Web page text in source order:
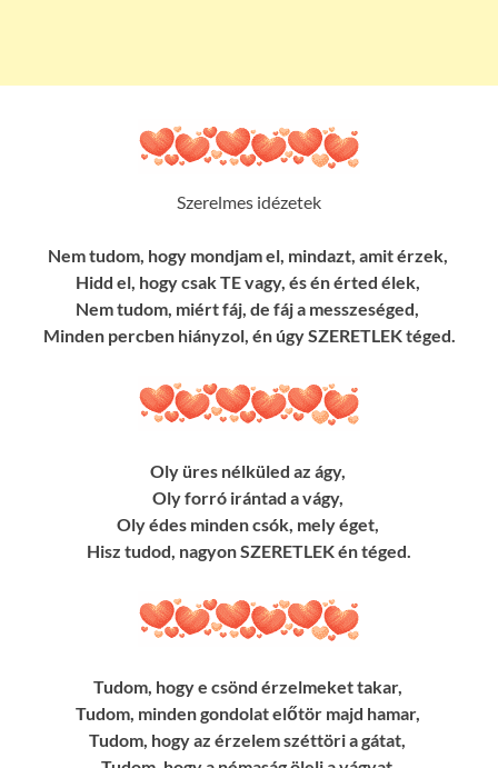
Szerelmes idézetek
Nem tudom, hogy mondjam el, mindazt, amit érzek,
Hidd el, hogy csak TE vagy, és én érted élek,
Nem tudom, miért fáj, de fáj a messzeséged,
Minden percben hiányzol, én úgy SZERETLEK téged.
Oly üres nélküled az ágy,
Oly forró irántad a vágy,
Oly édes minden csók, mely éget,
Hisz tudod, nagyon SZERETLEK én téged.
Tudom, hogy e csönd érzelmeket takar,
Tudom, minden gondolat előtör majd hamar,
Tudom, hogy az érzelem széttöri a gátat,